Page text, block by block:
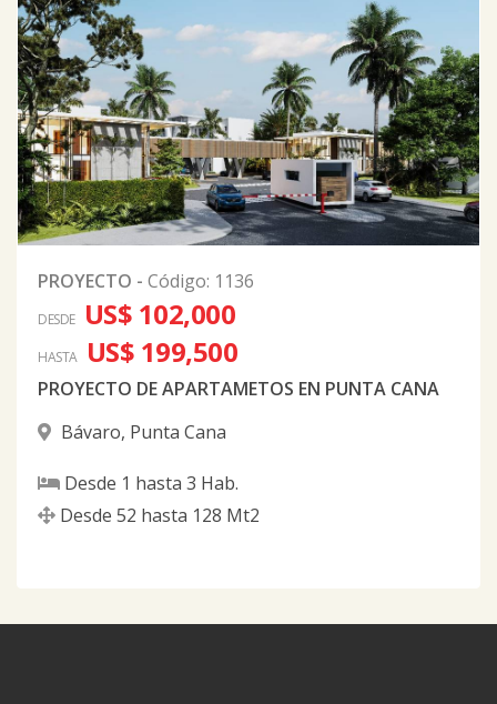
PROYECTO - Código: 1136
DESDE US$ 102,000
HASTA US$ 199,500
PROYECTO DE APARTAMETOS EN PUNTA CANA
Bávaro, Punta Cana
Desde 1 hasta 3 Hab.
Desde 52 hasta 128 Mt2